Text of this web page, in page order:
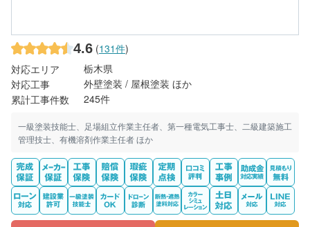
4.6 (131件)
対応エリア
栃木県
対応工事
外壁塗装 / 屋根塗装 ほか
累計工事件数
245件
一級塗装技能士、足場組立作業主任者、第一種電気工事士、二級建築施工
管理技士、有機溶剤作業主任者 ほか